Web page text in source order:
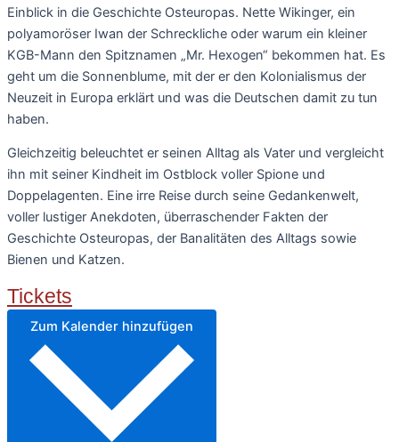
Einblick in die Geschichte Osteuropas. Nette Wikinger, ein
polyamoröser Iwan der Schreckliche oder warum ein kleiner
KGB-Mann den Spitznamen „Mr. Hexogen“ bekommen hat. Es
geht um die Sonnenblume, mit der er den Kolonialismus der
Neuzeit in Europa erklärt und was die Deutschen damit zu tun
haben.
Gleichzeitig beleuchtet er seinen Alltag als Vater und vergleicht
ihn mit seiner Kindheit im Ostblock voller Spione und
Doppelagenten. Eine irre Reise durch seine Gedankenwelt,
voller lustiger Anekdoten, überraschender Fakten der
Geschichte Osteuropas, der Banalitäten des Alltags sowie
Bienen und Katzen.
Tickets